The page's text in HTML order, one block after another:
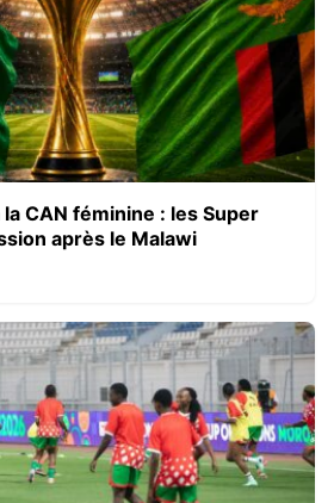
CAN féminine : les Super
après le Malawi